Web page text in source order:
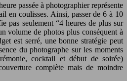
passée à photographier représente
en coulisses. Ainsi, passer de 6 à 10
pas seulement “4 heures de plus sur
volume de photos plus conséquent à
est serré, une bonne stratégie peut
du photographe sur les moments
cocktail et début de soirée)
complète mais de moindre